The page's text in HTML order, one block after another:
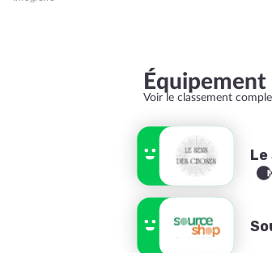
Voir le classement
Le